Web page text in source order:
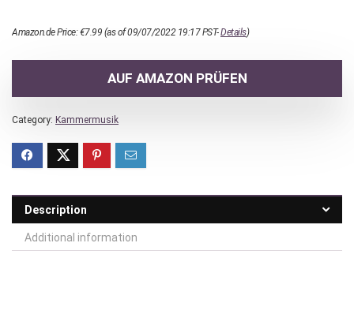
Amazon.de Price:€7.99 (as of 09/07/2022 19:17 PST-Details)
AUF AMAZON PRÜFEN
Category: Kammermusik
Description
Additional information